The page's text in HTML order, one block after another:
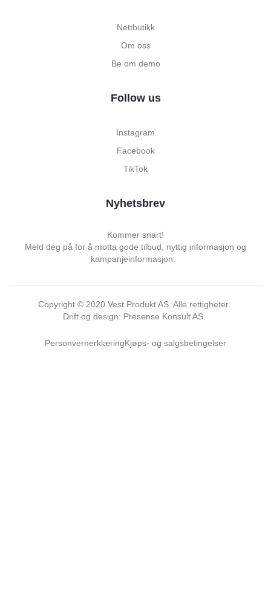
Nettbutikk
Om oss
Be om demo
Follow us
Instagram
Facebook
TikTok
Nyhetsbrev
Kommer snart!
Meld deg på for å motta gode tilbud, nyttig informasjon og
kampanjeinformasjon.
Copyright © 2020 Vest Produkt AS. Alle rettigheter.
Drift og design: Presense Konsult AS.
PersonvernerklæringKjøps- og salgsbetingelser